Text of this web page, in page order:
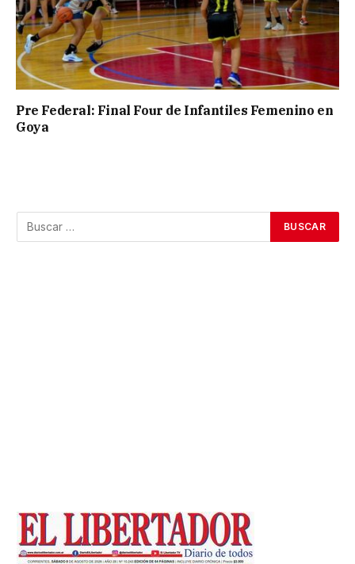
Pre Federal: Final Four de Infantiles Femenino en
Goya